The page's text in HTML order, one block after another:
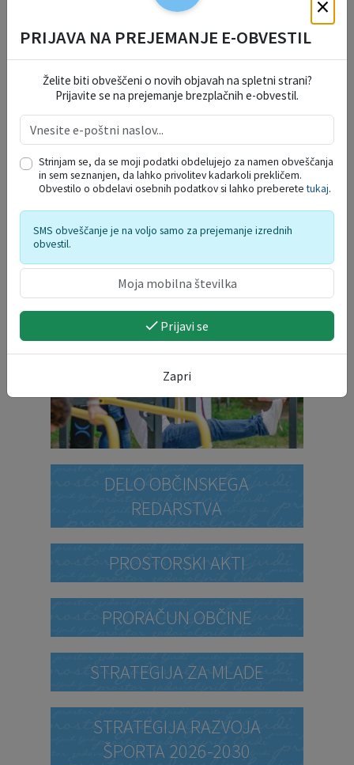
Prikaži več
INFORMATIVNI BILTENI
DELO OBČINSKEGA
REDARSTVA
PROSTORSKI AKTI
PRORAČUN OBČINE
STRATEGIJA ZA MLADE
STRATEGIJA RAZVOJA
ŠPORTA 2026-2030
PRIJAVA NA PREJEMANJE E-OBVESTIL
Želite biti obveščeni o novih objavah na spletni strani?
Prijavite se na prejemanje brezplačnih e-obvestil.
Strinjam se, da se moji podatki obdelujejo za namen obveščanja
in sem seznanjen, da lahko privolitev kadarkoli prekličem.
Obvestilo o obdelavi osebnih podatkov si lahko preberetetukaj.
SMS obveščanje je na voljo samo za prejemanje izrednih
obvestil.
Prijavi se
Zapri